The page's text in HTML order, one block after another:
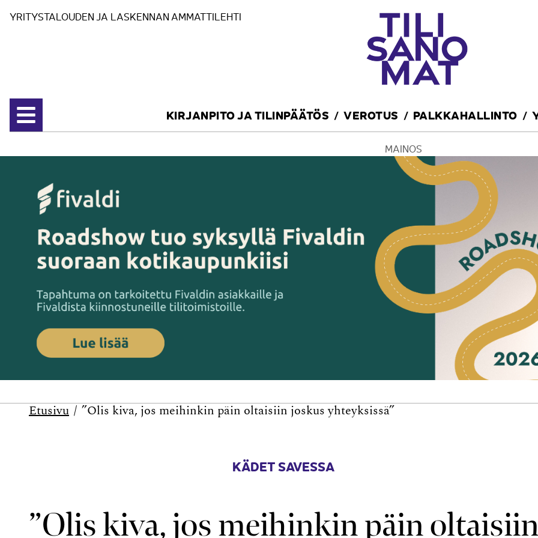
YRITYSTALOUDEN JA LASKENNAN AMMATTILEHTI
Avaa valikko
KIRJANPITO JA TILINPÄÄTÖS VEROTUS PALKKAHALLINTO
MAINOS
Etusivu ”Olis kiva, jos meihinkin päin oltaisiin joskus yhteyksissä”
KÄDET SAVESSA
”Olis kiva, jos meihinkin päin